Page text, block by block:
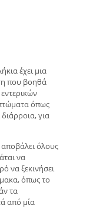
έχει μια
που βοηθά
όπως
για
όλους
να
να ξεκινήσει
όπως το
τα
από μία